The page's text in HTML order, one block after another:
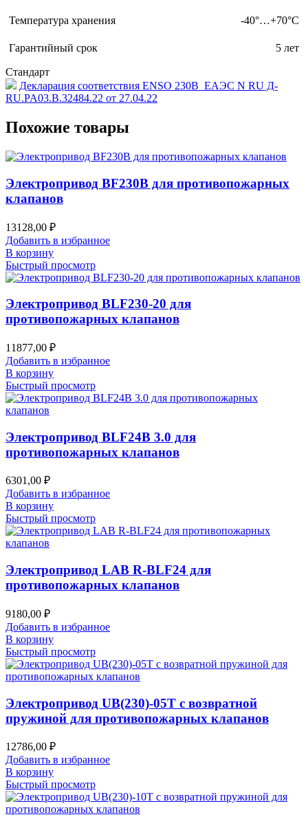
Температура хранения -40°…+70°С
Гарантийный срок 5 лет
Стандарт
Декларация соответствия ENSO 230B_ЕАЭС N RU Д-
RU.PA03.B.32484.22 от 27.04.22
Похожие товары
Электропривод BF230B для противопожарных
клапанов
13128,00 ₽
Добавить в избранное
В корзину
Быстрый просмотр
Электропривод BLF230-20 для
противопожарных клапанов
11877,00 ₽
Добавить в избранное
В корзину
Быстрый просмотр
Электропривод BLF24B 3.0 для
противопожарных клапанов
6301,00 ₽
Добавить в избранное
В корзину
Быстрый просмотр
Электропривод LAB R-BLF24 для
противопожарных клапанов
9180,00 ₽
Добавить в избранное
В корзину
Быстрый просмотр
Электропривод UB(230)-05T с возвратной
пружиной для противопожарных клапанов
12786,00 ₽
Добавить в избранное
В корзину
Быстрый просмотр